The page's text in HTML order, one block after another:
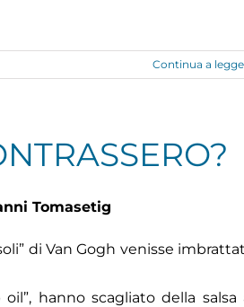
Continua a
Tomasetig
di Van Gogh venisse
hanno scagliato della salsa